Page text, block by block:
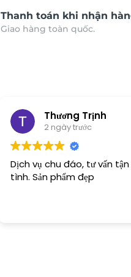
Thanh toán khi nhận
Giao hàng toàn quốc.
Thương Trịnh
2 ngày trước
Dịch vụ chu đáo, tư vấn tận
tình. Sản phẩm đẹp